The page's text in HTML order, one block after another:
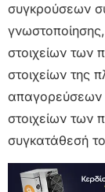
συγκρούσεων
στοιχείων των
στοιχείων της
απαγορεύσεων
στοιχείων των
συγκατάθεσή